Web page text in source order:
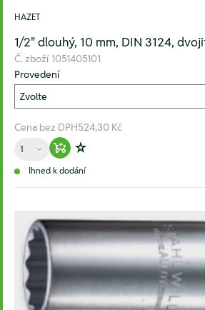
HAZET
1/2" dlouhý, 10 mm, DIN 3124,
Č. zboží 1051405101
Provedení
Cena bez DPH524,30 Kč
Množství
Warenkorb hinzufügen
Zur Wunschliste
Ihned k dodání